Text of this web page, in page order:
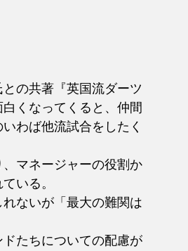
の共著『英国流ダーツ
くなってくると、仲間
わば他流試合をしたく
マネージャーの役割か
いる。
ないが「最大の難関は
たちについての配慮が